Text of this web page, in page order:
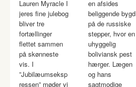
Lauren Myracle I
jeres fine julebog
bliver tre
fortællinger
flettet sammen
på skønneste
vis. I
”Jubilæumseksp
ressen” møder vi
en afsides
beliggende bygd
på de russiske
stepper, hvor en
uhyggelig
boliviansk pest
hærger. Lægen
og hans
sagtmodige